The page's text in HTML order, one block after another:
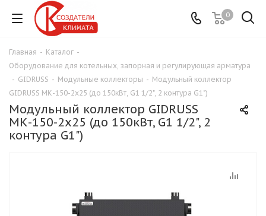
0
Главная - Каталог -
Оборудование для котельных, запорная и регулирующая арматура
- GIDRUSS - Модульные коллекторы - Модульный коллектор
GIDRUSS МК-150-2х25 (до 150кВт, G1 1/2", 2 контура G1")
Модульный коллектор GIDRUSS
МК-150-2х25 (до 150кВт, G1 1/2", 2
контура G1")